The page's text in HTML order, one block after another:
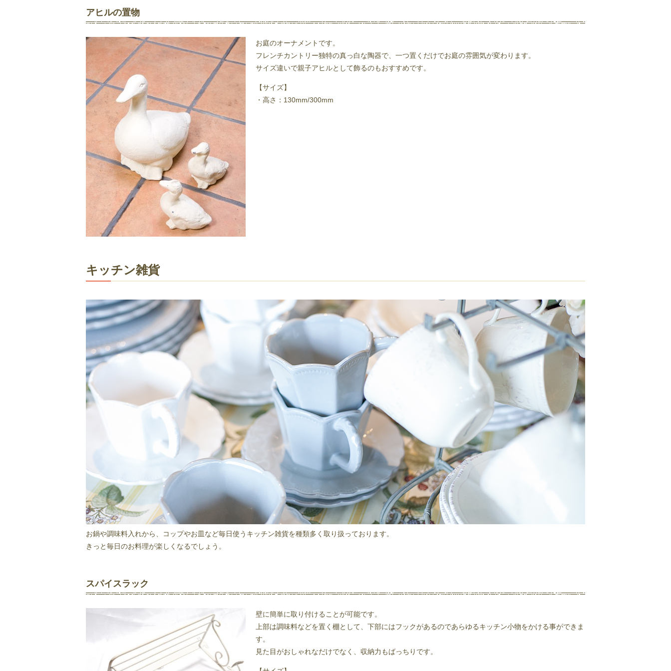
アヒルの置物
お庭のオーナメントです。
フレンチカントリー独特の真っ白な陶器で、一つ置くだけでお庭の雰囲気が変わります。
サイズ違いで親子アヒルとして飾るのもおすすめです。
【サイズ】
・高さ：130mm/300mm
キッチン雑貨
お鍋や調味料入れから、コップやお皿など毎日使うキッチン雑貨を種類多く取り扱っております。
きっと毎日のお料理が楽しくなるでしょう。
スパイスラック
壁に簡単に取り付けることが可能です。
上部は調味料などを置く棚として、下部にはフックがあるのであらゆるキッチン小物をかける事ができま
す。
見た目がおしゃれなだけでなく、収納力もばっちりです。